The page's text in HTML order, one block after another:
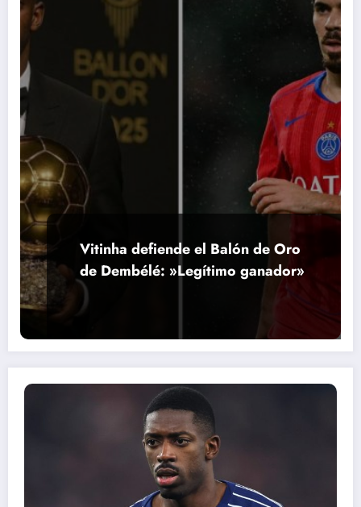
Vitinha defiende el Balón de Oro
de Dembélé: »Legítimo ganador»